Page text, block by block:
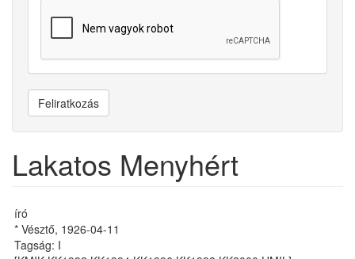
Feliratkozás
Lakatos Menyhért
író
* Vésztő, 1926-04-11
Tagság: I